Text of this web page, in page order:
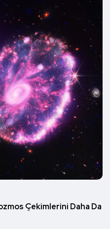
Çekimlerini Daha Da